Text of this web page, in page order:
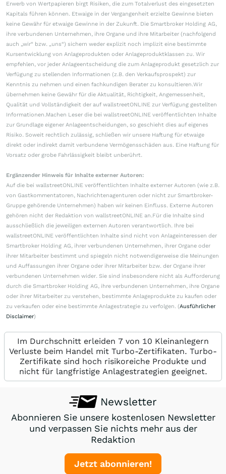
Erwerb von Wertpapieren birgt Risiken, die zum Totalverlust des eingesetzten
Kapitals führen können. Etwaige in der Vergangenheit erzielte Gewinne bieten
keine Gewähr für etwaige Gewinne in der Zukunft. Die Smartbroker Holding AG,
ihre verbundenen Unternehmen, ihre Organe und ihre Mitarbeiter (nachfolgend
auch „wir“ bzw. „uns“) sichern weder explizit noch implizit eine bestimmte
Kursentwicklung von Anlageprodukten oder Anlageproduktklassen zu. Wir
empfehlen, vor jeder Anlageentscheidung die zum Anlageprodukt gesetzlich zur
Verfügung zu stellenden Informationen (z.B. den Verkaufsprospekt) zur
Kenntnis zu nehmen und einen fachkundigen Berater zu konsultieren.Wir
übernehmen keine Gewähr für die Aktualität, Richtigkeit, Angemessenheit,
Qualität und Vollständigkeit der auf wallstreetONLINE zur Verfügung gestellten
Informationen.Machen Leser die bei wallstreetONLINE veröffentlichten Inhalte
zur Grundlage eigener Anlageentscheidungen, so geschieht dies auf eigenes
Risiko. Soweit rechtlich zulässig, schließen wir unsere Haftung für etwaige
direkt oder indirekt damit verbundene Vermögensschäden aus. Eine Haftung für
Vorsatz oder grobe Fahrlässigkeit bleibt unberührt.
Ergänzender Hinweis für Inhalte externer Autoren:
Auf die bei wallstreetONLINE veröffentlichten Inhalte externer Autoren (wie z.B.
von Gastkommentatoren, Nachrichtenagenturen oder nicht zur Smartbroker-
Gruppe gehörende Unternehmen) haben wir keinen Einfluss. Externe Autoren
gehören nicht der Redaktion von wallstreetONLINE an.Für die Inhalte sind
ausschließlich die jeweiligen externen Autoren verantwortlich. Ihre bei
wallstreetONLINE veröffentlichten Inhalte sind nicht von Anlageinteressen der
Smartbroker Holding AG, ihrer verbundenen Unternehmen, ihrer Organe oder
ihrer Mitarbeiter bestimmt und spiegeln nicht notwendigerweise die Meinungen
und Auffassungen ihrer Organe oder ihrer Mitarbeiter bzw. der Organe ihrer
verbundenen Unternehmen wider. Sie sind insbesondere nicht als Aufforderung
durch die Smartbroker Holding AG, ihre verbundenen Unternehmen, ihre Organe
oder ihrer Mitarbeiter zu verstehen, bestimmte Anlageprodukte zu kaufen oder
zu verkaufen oder eine bestimmte Anlagestrategie zu verfolgen. (Ausführlicher
Disclaimer)
Im Durchschnitt erleiden 7 von 10 Kleinanlegern
Verluste beim Handel mit Turbo-Zertifikaten. Turbo-
Zertifikate sind hoch risikoreiche Produkte und
nicht für langfristige Anlagestrategien geeignet.
Newsletter
Abonnieren Sie unsere kostenlosen Newsletter
und verpassen Sie nichts mehr aus der
Redaktion
Jetzt abonnieren!